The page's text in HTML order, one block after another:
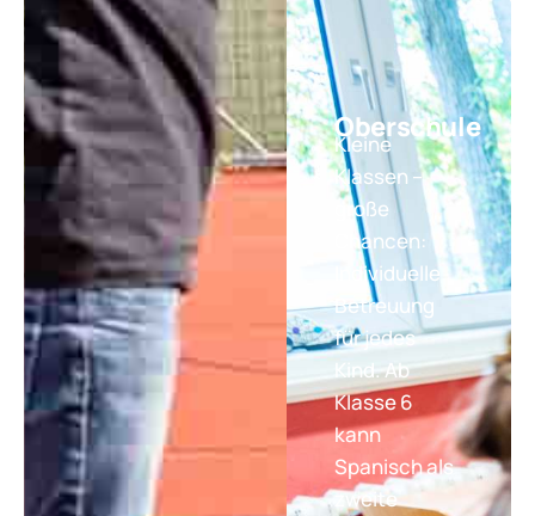
Oberschule
Kleine
Klassen –
große
Chancen:
Individuelle
Betreuung
für jedes
Kind. Ab
Klasse 6
kann
Spanisch als
zweite